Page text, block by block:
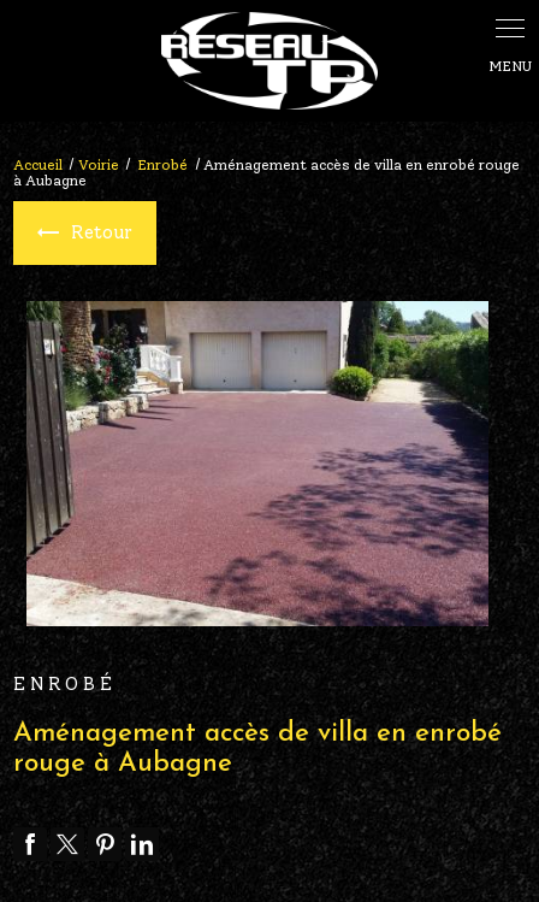
Accueil Voirie Enrobé
Aménagement accès de villa en enrobé rouge
à Aubagne
Retour
ENROBÉ
Aménagement accès de villa en enrobé
rouge à Aubagne
Panneau de gestion des cookies